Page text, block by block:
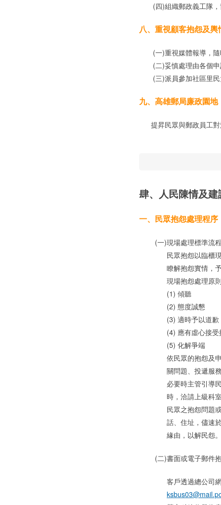
(四)組織郵政義工隊，
八、重視顧客抱怨及
(一)重視媒體報導，隨
(二)妥慎處理由各個申
(三)派員參加社區里民
九、高雄郵局廉政園地
提昇民眾與郵政員工
肆、人民陳情及
一、 民眾抱怨處理程序
(一)現場處理標準流
民眾抱怨以臨櫃
瞭解抱怨實情，
現場抱怨處理原
(1) 傾聽
(2) 態度誠懇
(3) 適時予以道歉
(4) 應有虛心接
(5) 化解爭端
依民眾的抱怨及
關問題、投遞服
必要時主管引導
時，洽請上級科
民眾之抱怨問題
話、住址，儘速
緣由，以解民怨
(二)書面或電子郵件
客戶透過總公司